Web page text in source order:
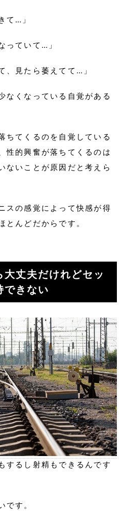
て…」
っていて…」
、見たら萎えてて…」
なくなっている自覚がある
ちてくるのを自覚している
性的興奮が落ちてくるのは
ないことが原因だと考えら
スの感覚によって快感が得
とんどだからです。
大丈夫だけれどセッ
できない
するし射精もできるんです
です。